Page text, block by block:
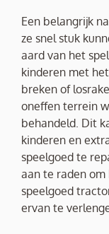
Een belangrijk
ze snel stuk
aard van het
kinderen met
breken of
oneffen terrein
behandeld. Dit
kinderen en
speelgoed te
aan te raden
speelgoed
ervan te